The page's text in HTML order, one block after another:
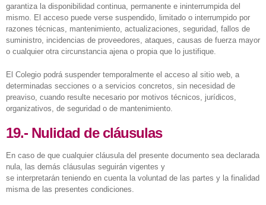
garantiza la disponibilidad continua, permanente e ininterrumpida del
mismo. El acceso puede verse suspendido, limitado o interrumpido por
razones técnicas, mantenimiento, actualizaciones, seguridad, fallos de
suministro, incidencias de proveedores, ataques, causas de fuerza mayor
o cualquier otra circunstancia ajena o propia que lo justifique.
El Colegio podrá suspender temporalmente el acceso al sitio web, a
determinadas secciones o a servicios concretos, sin necesidad de
preaviso, cuando resulte necesario por motivos técnicos, jurídicos,
organizativos, de seguridad o de mantenimiento.
19.- Nulidad de cláusulas
En caso de que cualquier cláusula del presente documento sea declarada
nula, las demás cláusulas seguirán vigentes y
se interpretarán teniendo en cuenta la voluntad de las partes y la finalidad
misma de las presentes condiciones.